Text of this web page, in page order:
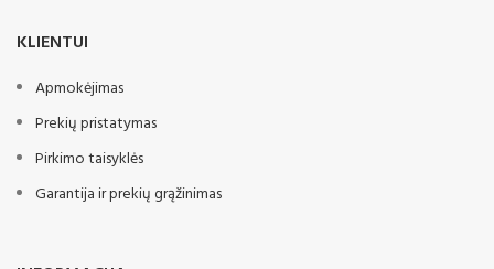
KLIENTUI
Apmokėjimas
Prekių pristatymas
Pirkimo taisyklės
Garantija ir prekių grąžinimas